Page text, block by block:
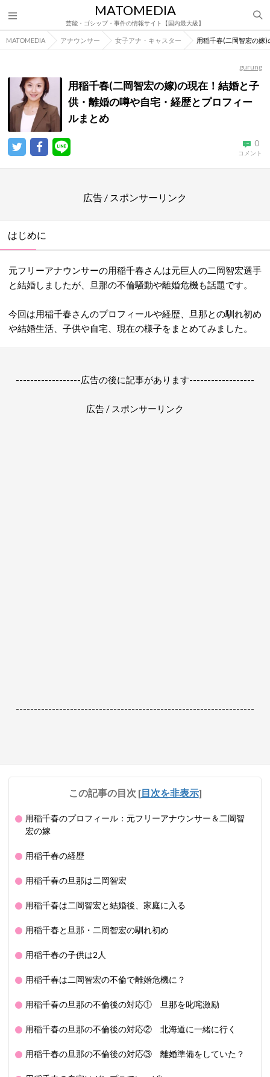
MATOMEDIA
芸能・ゴシップ・事件の情報サイト【国内最大級】
MATOMEDIA アナウンサー 女子アナ・キャスター 用稲千春(二岡智宏の嫁
gurung
用稲千春(二岡智宏の嫁)の現在！結婚と子
供・離婚の噂や自宅・経歴とプロフィー
ルまとめ
0
コメント
広告 / スポンサーリンク
はじめに
元フリーアナウンサーの用稲千春さんは元巨人の二岡智宏選手
と結婚しましたが、旦那の不倫騒動や離婚危機も話題です。
今回は用稲千春さんのプロフィールや経歴、旦那との馴れ初め
や結婚生活、子供や自宅、現在の様子をまとめてみました。
------------------広告の後に記事があります------------------
広告 / スポンサーリンク
------------------------------------------------------------------
この記事の目次 [目次を非表示]
用稲千春のプロフィール：元フリーアナウンサー＆二岡智
宏の嫁
用稲千春の経歴
用稲千春の旦那は二岡智宏
用稲千春は二岡智宏と結婚後、家庭に入る
用稲千春と旦那・二岡智宏の馴れ初め
用稲千春の子供は2人
用稲千春は二岡智宏の不倫で離婚危機に？
用稲千春の旦那の不倫後の対応① 旦那を叱咤激励
用稲千春の旦那の不倫後の対応② 北海道に一緒に行く
用稲千春の旦那の不倫後の対応③ 離婚準備をしていた？